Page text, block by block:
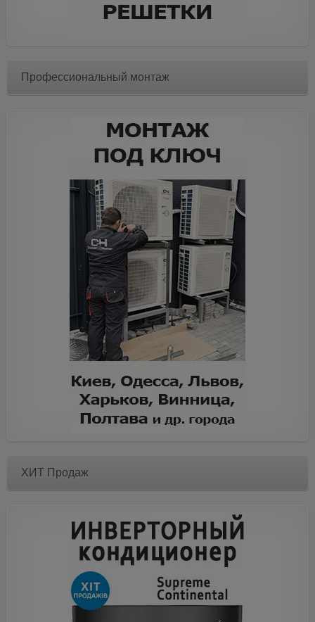
Профессиональный монтаж
ХИТ Продаж